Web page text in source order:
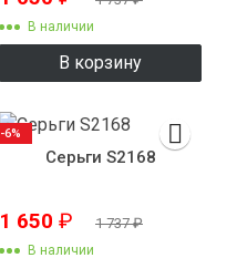
В наличии
В корзину
Серьги S2168
1 650 ₽ 1 737₽
В наличии
-6%